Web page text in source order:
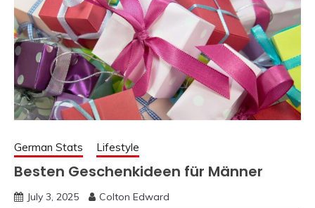
German Stats Lifestyle
Besten Geschenkideen für Männer
July 3, 2025 Colton Edward